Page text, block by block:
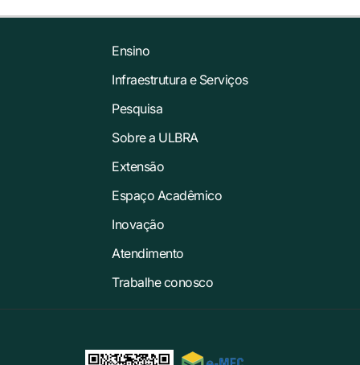
Ensino
Infraestrutura e Serviços
Pesquisa
Sobre a ULBRA
Extensão
Espaço Acadêmico
Inovação
Atendimento
Trabalhe conosco